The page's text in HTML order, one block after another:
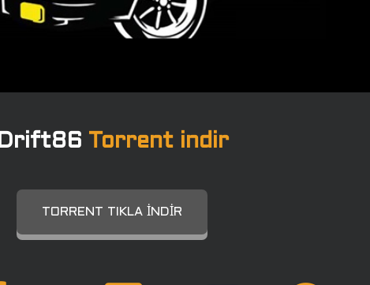
Drift86 Torrent indir
TORRENT TIKLA İNDIR